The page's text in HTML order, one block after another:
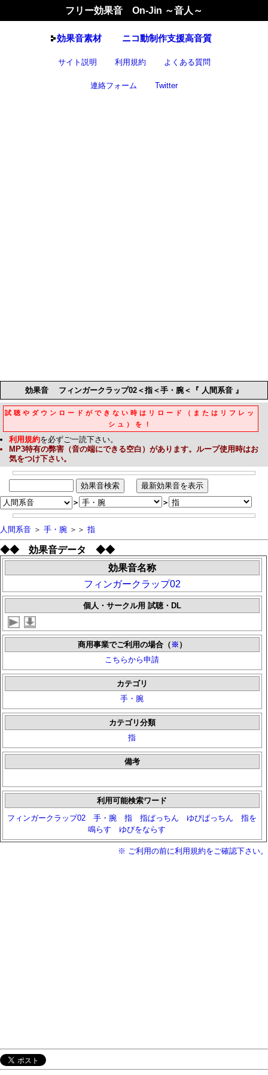
フリー効果音 On-Jin ～音人～
効果音素材 ニコ動制作支援高音質
サイト説明 利用規約 よくある質問
連絡フォーム Twitter
効果音フィンガークラップ02＜指＜手・腕＜『 人間系音 』
試聴やダウンロードができない時はリロード（またはリフレッ
シュ）を！
利用規約を必ずご一読下さい。
MP3特有の弊害（音の端にできる空白）があります。ループ使用時はお
気をつけ下さい。
＞ ＞
人間系音 ＞ 手・腕 ＞＞ 指
◆◆ 効果音データ ◆◆
効果音名称
フィンガークラップ02
個人・サークル用 試聴・DL
商用事業でご利用の場合（ ※ ）
こちらから申請
カテゴリ
手・腕
カテゴリ分類
指
備考
利用可能検索ワード
フィンガークラップ02
手・腕 指 指ぱっちん ゆびぱっちん
指を
鳴らす
ゆびをならす
※ ご利用の前に利用規約をご確認下さい。